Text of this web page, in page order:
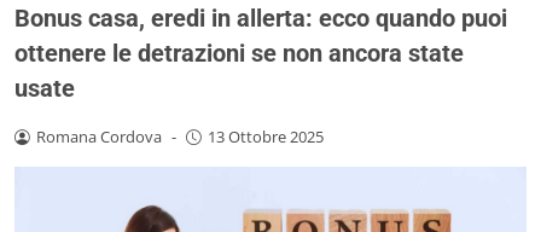
Bonus casa, eredi in allerta: ecco quando puoi
ottenere le detrazioni se non ancora state
usate
Romana Cordova - 13 Ottobre 2025